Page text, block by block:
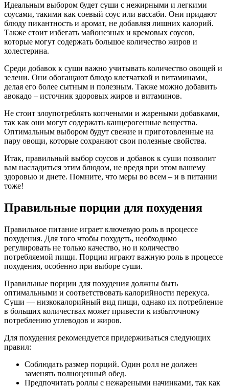
Идеальным выбором будет суши с нежирными и легкими
соусами, такими как соевый соус или вассаби. Они придают
блюду пикантность и аромат, не добавляя лишних калорий.
Также стоит избегать майонезных и кремовых соусов,
которые могут содержать большое количество жиров и
холестерина.
Среди добавок к суши важно учитывать количество овощей и
зелени. Они обогащают блюдо клетчаткой и витаминами,
делая его более сытным и полезным. Также можно добавить
авокадо – источник здоровых жиров и витаминов.
Не стоит злоупотреблять копчеными и жареными добавками,
так как они могут содержать канцерогенные вещества.
Оптимальным выбором будут свежие и приготовленные на
пару овощи, которые сохраняют свои полезные свойства.
Итак, правильный выбор соусов и добавок к суши позволит
вам насладиться этим блюдом, не вредя при этом вашему
здоровью и диете. Помните, что меры во всем – и в питании
тоже!
Правильные порции для похудения
Правильное питание играет ключевую роль в процессе
похудения. Для того чтобы похудеть, необходимо
регулировать не только качество, но и количество
потребляемой пищи. Порции играют важную роль в процессе
похудения, особенно при выборе суши.
Правильные порции для похудения должны быть
оптимальными и соответствовать калорийности перекуса.
Суши — низкокалорийный вид пищи, однако их потребление
в больших количествах может привести к избыточному
потреблению углеводов и жиров.
Для похудения рекомендуется придерживаться следующих
правил:
Соблюдать размер порций. Один ролл не должен
заменять полноценный обед.
Предпочитать роллы с нежареными начинками, так как